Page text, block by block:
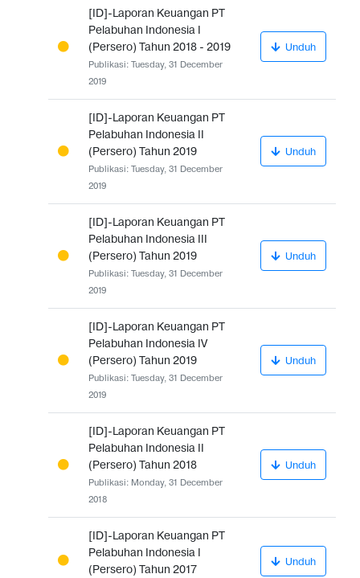
[ID]-Laporan Keuangan PT
Pelabuhan Indonesia I
(Persero) Tahun 2018 - 2019
Publikasi: Tuesday, 31 December
2019
Unduh
[ID]-Laporan Keuangan PT
Pelabuhan Indonesia II
(Persero) Tahun 2019
Publikasi: Tuesday, 31 December
2019
Unduh
[ID]-Laporan Keuangan PT
Pelabuhan Indonesia III
(Persero) Tahun 2019
Publikasi: Tuesday, 31 December
2019
Unduh
[ID]-Laporan Keuangan PT
Pelabuhan Indonesia IV
(Persero) Tahun 2019
Publikasi: Tuesday, 31 December
2019
Unduh
[ID]-Laporan Keuangan PT
Pelabuhan Indonesia II
(Persero) Tahun 2018
Publikasi: Monday, 31 December
2018
Unduh
[ID]-Laporan Keuangan PT
Pelabuhan Indonesia I
(Persero) Tahun 2017
Unduh